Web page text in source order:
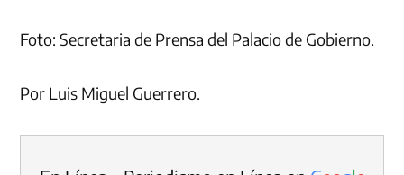
Foto: Secretaria de Prensa del Palacio de Gobierno.
Por Luis Miguel Guerrero.